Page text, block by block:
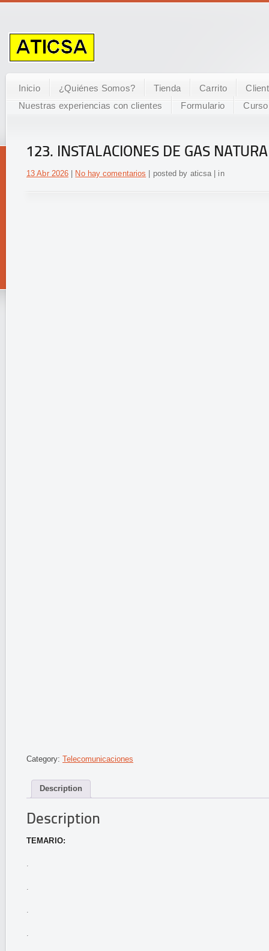
Inicio ¿Quiénes Somos? Tienda Carrito
Nuestras experiencias con clientes
Formulario Curso
123. INSTALACIONES DE GAS
13 Abr 2026 No hay comentarios | posted by aticsa | in
Category: Telecomunicaciones
Description
Description
TEMARIO:
.
.